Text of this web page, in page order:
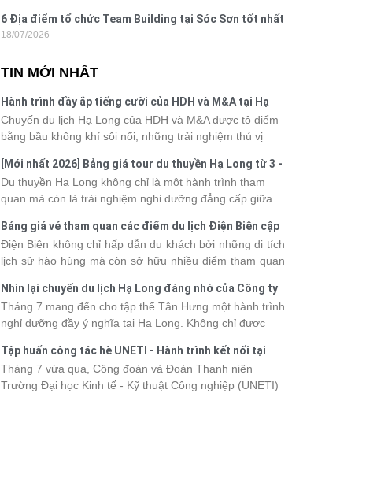
6 Địa điểm tổ chức Team Building tại Sóc Sơn tốt nhất
hiện nay
18/07/2026
TIN MỚI NHẤT
Hành trình đầy ắp tiếng cười của HDH và M&A tại Hạ
Long
Chuyến du lịch Hạ Long của HDH và M&A được tô điểm
bằng bầu không khí sôi nổi, những trải nghiệm thú vị
quan thiên nhiên đến những phút giây đồng hành bên
nhau, tất cả đã tạo nên một chuyến đi tràn đầy cảm xúc
và dấu ấn khó quên.
[Mới nhất 2026] Bảng giá tour du thuyền Hạ Long từ 3 -
6 sao
Du thuyền Hạ Long không chỉ là một hành trình tham
quan mà còn là trải nghiệm nghỉ dưỡng đẳng cấp giữa
thuyền sẽ có mức giá và dịch vụ khác nhau, khiến nhiều
du khách băn khoăn khi lựa chọn. Bài viết dưới đây sẽ
cập nhật bảng giá tour du thuyền Hạ Long mới nhất
2026 từ 3 - 6 sao, giúp bạn dễ dàng so sánh và tìm
được hành trình phù hợp với nhu cầu cũng như ngân
sách.
Bảng giá vé tham quan các điểm du lịch Điện Biên cập
nhật 2026
Điện Biên không chỉ hấp dẫn du khách bởi những di tích
lịch sử hào hùng mà còn sở hữu nhiều điểm tham quan
đang lên kế hoạch khám phá vùng đất này, việc cập nhật
trước giá vé sẽ giúp bạn chủ động hơn trong lịch trình và
chi phí. Cùng Vietsense Travel tham khảo bảng giá vé
tham quan các điểm du lịch Điện Biênmới nhất năm
2026 ngay dưới đây.
Nhìn lại chuyến du lịch Hạ Long đáng nhớ của Công ty
Tân Hưng 2026
Tháng 7 mang đến cho tập thể Tân Hưng một hành trình
nghỉ dưỡng đầy ý nghĩa tại Hạ Long. Không chỉ được
thành viên còn có dịp gắn kết, sẻ chia và lưu giữ nhiều
khoảnh khắc đáng nhớ. Hãy cùng nhìn lại chuyến đi
ngập tràn niềm vui và những trải nghiệm khó quên.
Tập huấn công tác hè UNETI - Hành trình kết nối tại
Hòn Dấu, Đồ Sơn
Tháng 7 vừa qua, Công đoàn và Đoàn Thanh niên
Trường Đại học Kinh tế - Kỹ thuật Công nghiệp (UNETI)